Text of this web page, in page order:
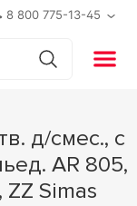
8 800 775-13-45
AR 805,
Simas